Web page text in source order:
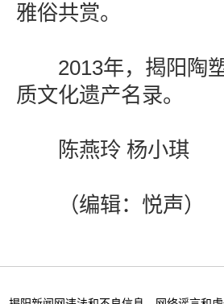
雅俗共赏。
2013年，揭阳陶塑
质文化遗产名录。
陈燕玲 杨小琪
（编辑：悦声）